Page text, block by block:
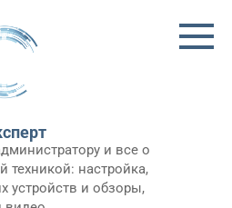
и все о
техникой: настройка,
устройств и обзоры,